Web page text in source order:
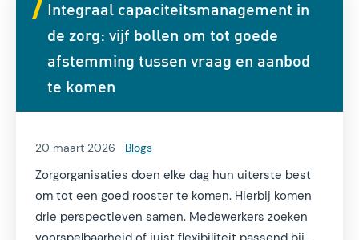
Integraal capaciteitsmanagement in
de zorg: vijf bollen om tot goede
afstemming tussen vraag en aanbod
te komen
20 maart 2026 Blogs
Zorgorganisaties doen elke dag hun uiterste best
om tot een goed rooster te komen. Hierbij komen
drie perspectieven samen. Medewerkers zoeken